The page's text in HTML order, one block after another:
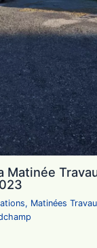
Matinée
, Matinées